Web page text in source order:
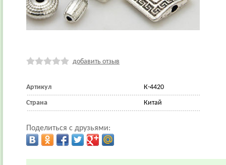
добавить отзыв
Артикул К-4420
Страна Китай
Поделиться с друзьями: